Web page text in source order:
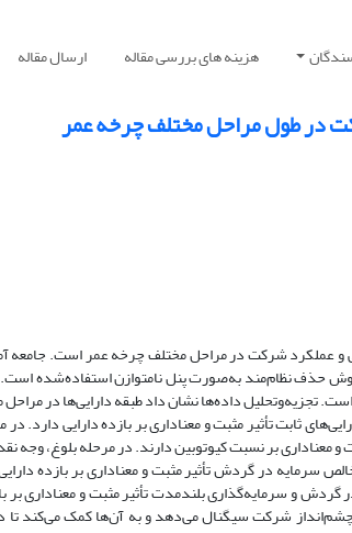
هزینه های بررسی مقاله ارسال مقاله
در طول مراحل مختلف چرخه عمر
و عملکرد شرکت در مراحل مختلف چرخه عمر است.
مند بهصورت پنل نامتوازن استفادهشده است.
تجزیهوتحلیل دادهها نشان داد طبقه داراییها در مراحل
های ثابت تأثیر مثبت و معناداری بر بازده دارایی
و معناداری بر نسبت کیوتوبین دارند. در مرحله بلوغ،
سرمایه در گردش تأثیر مثبت و معناداری بر بازده
گردش و سرمایهگذاری بلندمدت تأثیر مثبت و معناداری بر
چشمانداز شرکت سیگنال میدهد و به آنها کمک میکند